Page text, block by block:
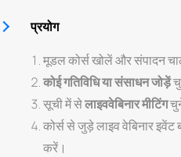
प्रयोग
मूडल कोर्स खोलें और संपादन
कोई गतिविधि या संसाधन जोड़ें
सूची में सेलाइववेबिनार मीटिंग
कोर्स से जुड़े लाइव वेबिनार इवेंट
करें।